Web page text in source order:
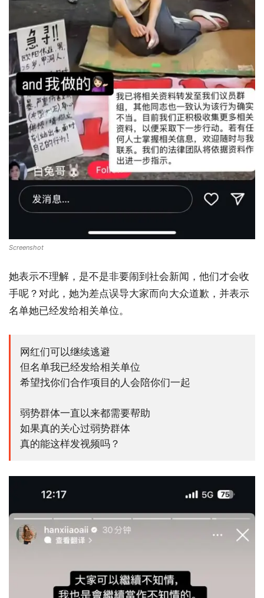
Screenshot
她表示不理解，是不是非要闹到社会新闻，他们才会收
手呢？对此，她为差点误导大家而向大众道歉，并表示
名单她已经发给相关单位。
网红们可以继续逃避
但名单我已经发给相关单位
希望找你们合作项目的人会陪你们一起
弱势群体一直以来都需要帮助
如果真的关心过弱势群体
真的能这样发视频吗？